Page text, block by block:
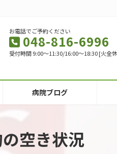
お電話でご予約ください
048-816-6996
受付時間 9:00～11:30/16:00～18:30 [火全
病院ブログ
空き状況